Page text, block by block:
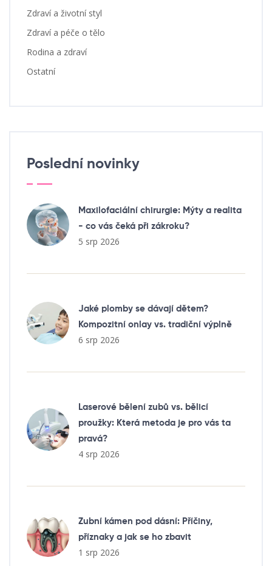
Zdraví a životní styl
Zdraví a péče o tělo
Rodina a zdraví
Ostatní
Poslední novinky
Maxilofaciální chirurgie: Mýty a realita
- co vás čeká při zákroku?
5 srp 2026
Jaké plomby se dávají dětem?
Kompozitní onlay vs. tradiční výplně
6 srp 2026
Laserové bělení zubů vs. bělicí
proužky: Která metoda je pro vás ta
pravá?
4 srp 2026
Zubní kámen pod dásní: Příčiny,
příznaky a jak se ho zbavit
1 srp 2026